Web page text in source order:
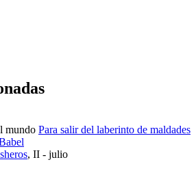
mundo Para salir del laberinto de maldades
, II - julio